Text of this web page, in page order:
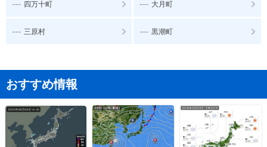
--- 四万十町 --- 大月町
--- 三原村 --- 黒潮町
おすすめ情報